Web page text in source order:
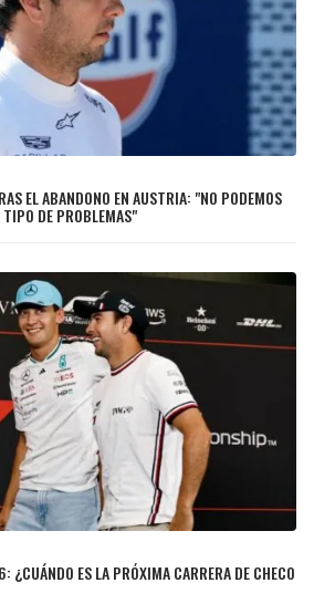
EL ABANDONO EN AUSTRIA: "NO PODEMOS
DE PROBLEMAS"
¿CUÁNDO ES LA PRÓXIMA CARRERA DE CHECO